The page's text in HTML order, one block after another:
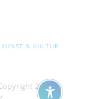
KUNST & KULTUR
2026